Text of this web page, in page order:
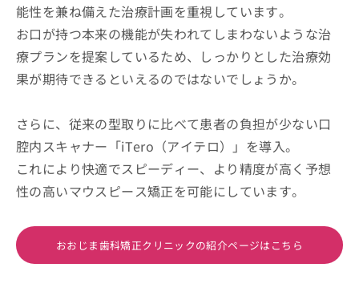
能性を兼ね備えた治療計画を重視しています。
お口が持つ本来の機能が失われてしまわないような治
療プランを提案しているため、しっかりとした治療効
果が期待できるといえるのではないでしょうか。
さらに、従来の型取りに比べて患者の負担が少ない口
腔内スキャナー「iTero（アイテロ）」を導入。
これにより快適でスピーディー、より精度が高く予想
性の高いマウスピース矯正を可能にしています。
おおじま歯科矯正クリニックの紹介ページはこちら